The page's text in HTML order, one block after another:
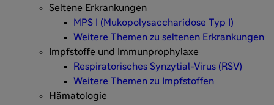
Seltene Erkrankungen
MPS I (Mukopolysaccharidose Typ I)
Weitere Themen zu seltenen Erkrankungen
Impfstoffe und Immunprophylaxe
Respiratorisches Synzytial-Virus (RSV)
Weitere Themen zu Impfstoffen
Hämatologie